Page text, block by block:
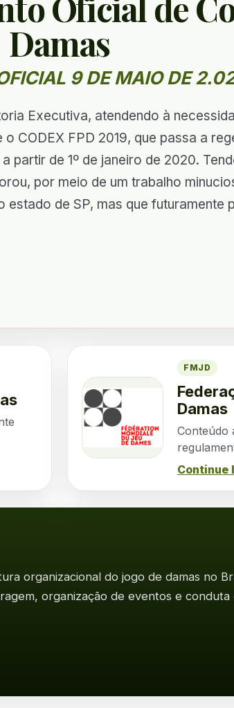
Damas
9 DE MAIO DE
Executiva, atendendo à
CODEX FPD 2019, que passa a
partir de 1º de janeiro de 2020.
por meio de um trabalho
estado de SP, mas que
FMJD
Damas
Conteúdo
Continue
organizacional do jogo de damas no
organização de eventos e conduta